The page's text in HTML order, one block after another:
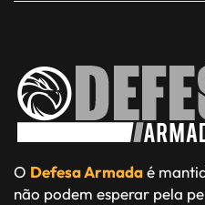
O Defesa Armadaé
não podem esperar pela